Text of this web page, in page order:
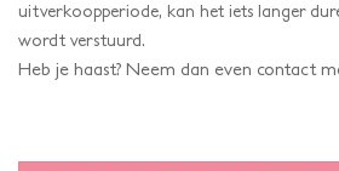
uitverkoopperiode, kan het iets langer
wordt verstuurd.
Heb je haast? Neem dan even contact